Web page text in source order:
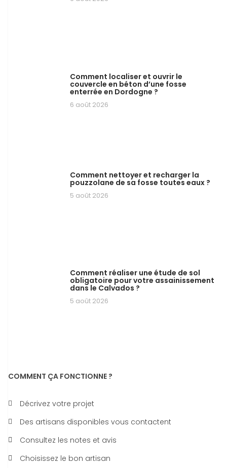
Comment localiser et ouvrir le
couvercle en béton d’une fosse
enterrée en Dordogne ?
6 août 2026
Comment nettoyer et recharger la
pouzzolane de sa fosse toutes eaux ?
5 août 2026
Comment réaliser une étude de sol
obligatoire pour votre assainissement
dans le Calvados ?
5 août 2026
COMMENT ÇA FONCTIONNE ?
Décrivez votre projet
Des artisans disponibles vous contactent
Consultez les notes et avis
Choisissez le bon artisan